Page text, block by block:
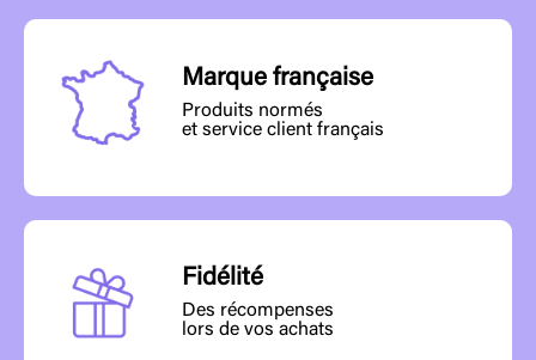
Marque française
Produits normés
et service client français
Fidélité
Des récompenses
lors de vos achats